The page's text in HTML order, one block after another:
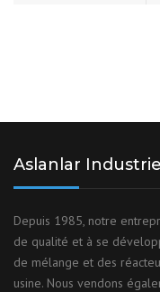
Aslanlar
Depuis 1985, notre
de qualité et à se
de mélange et des
usine. Nous vendons